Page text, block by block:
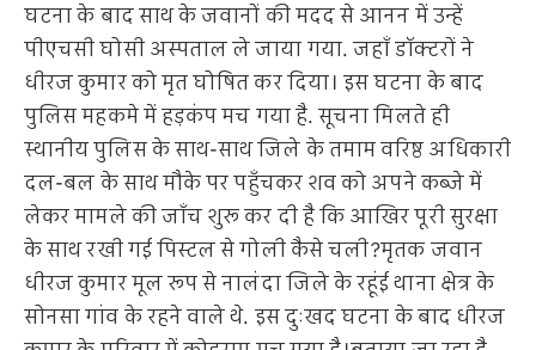
घटना के बाद साथ के जवानों की मदद से आनन में उन्हें
पीएचसी घोसी अस्पताल ले जाया गया. जहाँ डॉक्टरों ने
धीरज कुमार को मृत घोषित कर दिया। इस घटना के बाद
पुलिस महकमे में हड़कंप मच गया है. सूचना मिलते ही
स्थानीय पुलिस के साथ-साथ जिले के तमाम वरिष्ठ अधिकारी
दल-बल के साथ मौके पर पहुँचकर शव को अपने कब्जे में
लेकर मामले की जाँच शुरू कर दी है कि आखिर पूरी सुरक्षा
के साथ रखी गई पिस्टल से गोली कैसे चली?मृतक जवान
धीरज कुमार मूल रूप से नालंदा जिले के रहूंई थाना क्षेत्र के
सोनसा गांव के रहने वाले थे. इस दुःखद घटना के बाद धीरज